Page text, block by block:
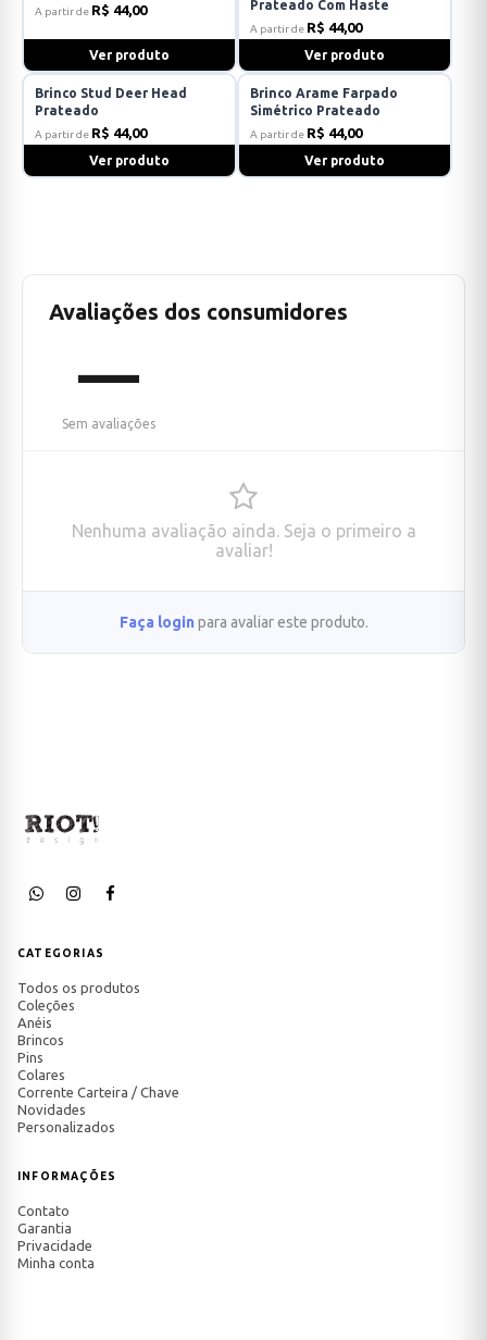
A partir de R$ 44,00
Ver produto
Prateado Com Haste
A partir de R$ 44,00
Ver produto
Brinco Stud Deer Head
Prateado
A partir de R$ 44,00
Ver produto
Brinco Arame Farpado
Simétrico Prateado
A partir de R$ 44,00
Ver produto
Avaliações dos consumidores
—
Sem avaliações
Nenhuma avaliação ainda. Seja o primeiro a
avaliar!
Faça login para avaliar este produto.
CATEGORIAS
Todos os produtos
Coleções
Anéis
Brincos
Pins
Colares
Corrente Carteira / Chave
Novidades
Personalizados
INFORMAÇÕES
Contato
Garantia
Privacidade
Minha conta